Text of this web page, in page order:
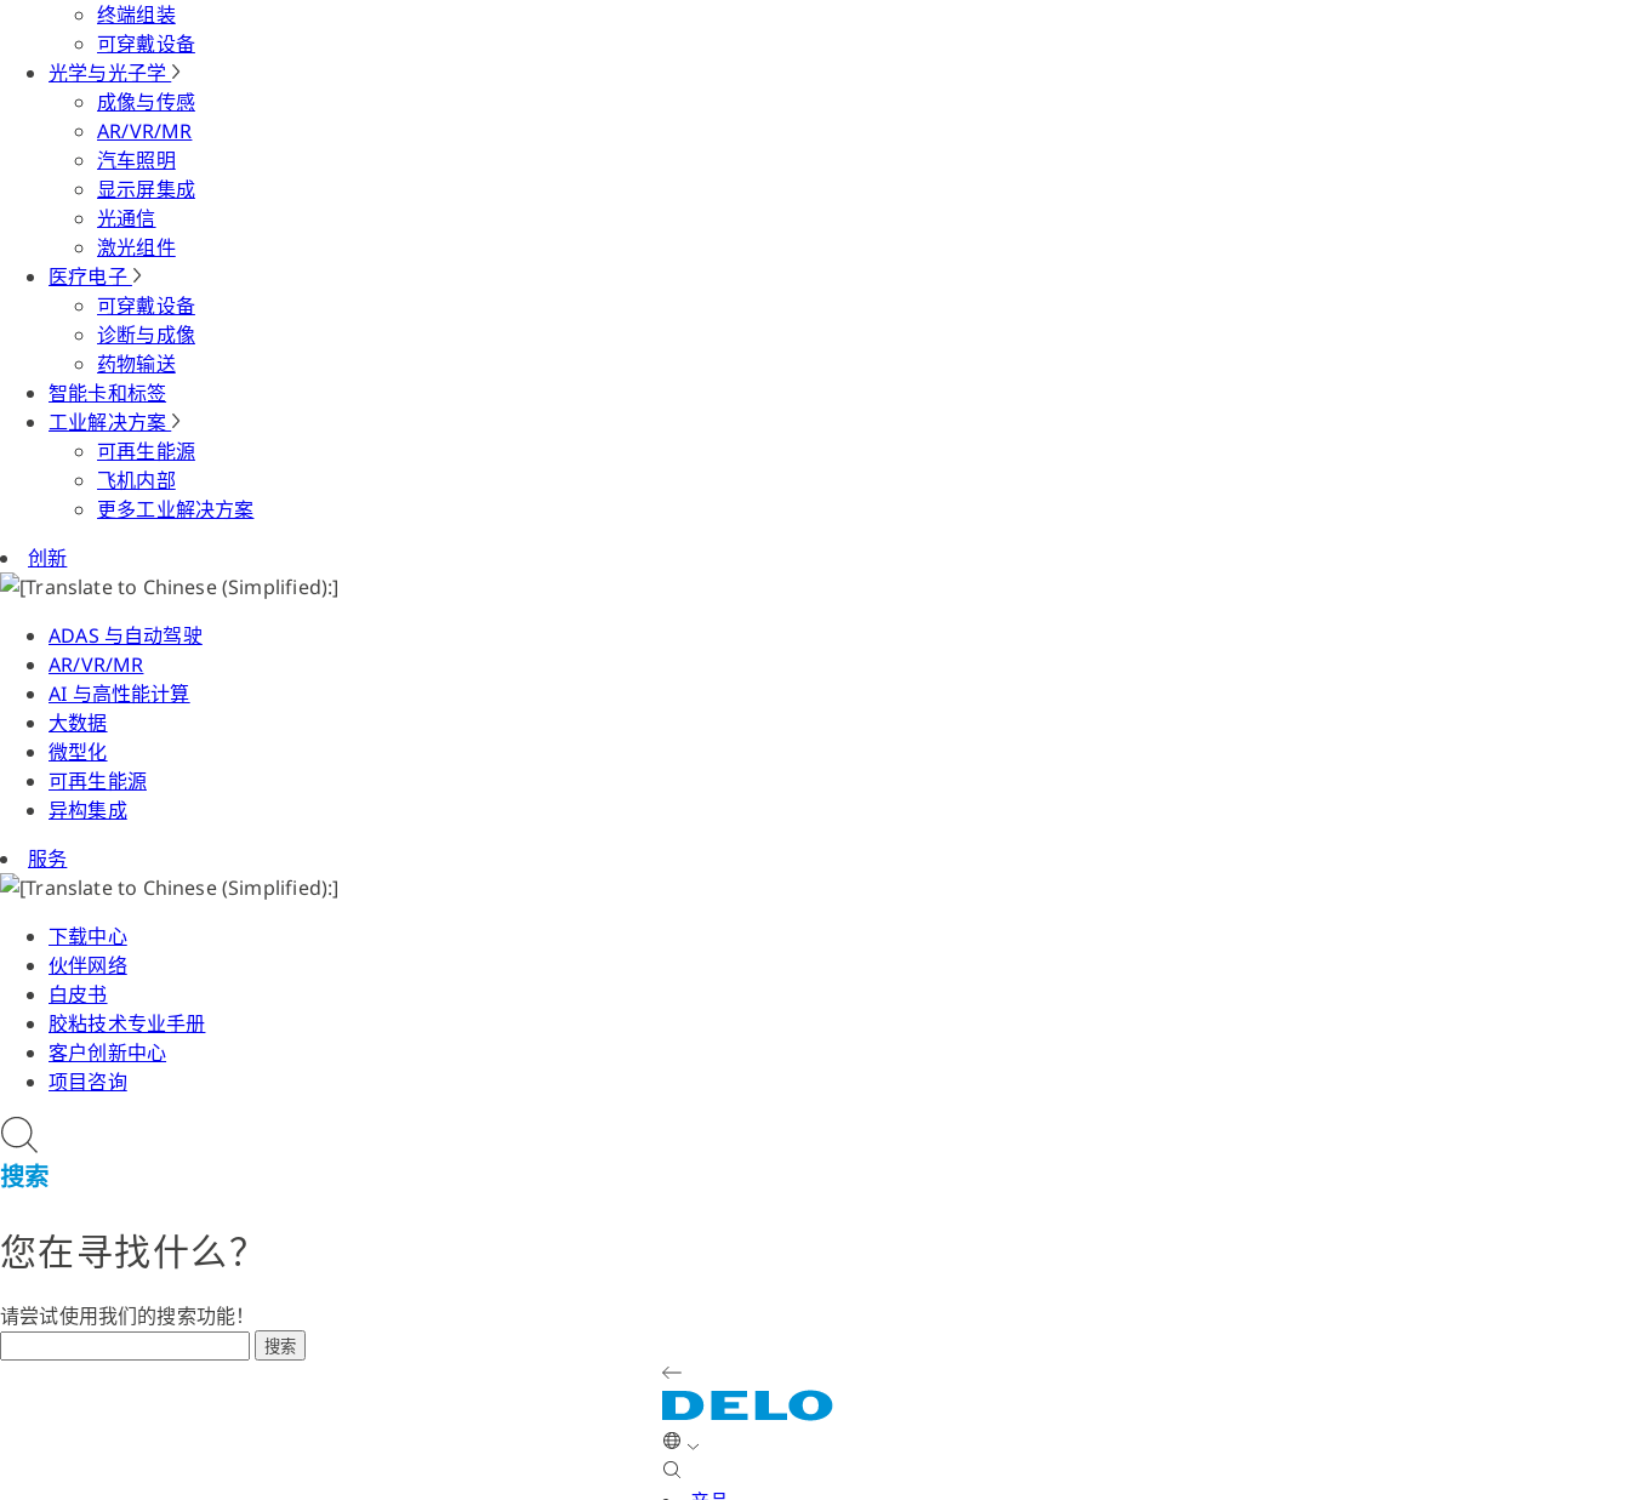
终端组装
可穿戴设备
光学与光子学
成像与传感
AR/VR/MR
汽车照明
显示屏集成
光通信
激光组件
医疗电子
可穿戴设备
诊断与成像
药物输送
智能卡和标签
工业解决方案
可再生能源
飞机内部
更多工业解决方案
创新
ADAS 与自动驾驶
AR/VR/MR
AI 与高性能计算
大数据
微型化
可再生能源
异构集成
服务
下载中心
伙伴网络
白皮书
胶粘技术专业手册
客户创新中心
项目咨询
搜索
您在寻找什么？
请尝试使用我们的搜索功能！
搜索